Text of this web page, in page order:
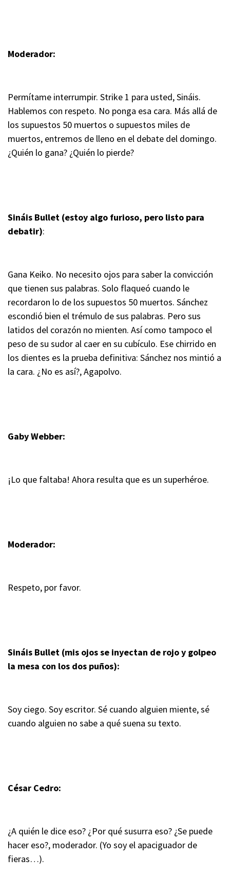
Moderador:
Permítame interrumpir. Strike 1 para usted, Sináis.
Hablemos con respeto. No ponga esa cara. Más allá de
los supuestos 50 muertos o supuestos miles de
muertos, entremos de lleno en el debate del domingo.
¿Quién lo gana? ¿Quién lo pierde?
Sináis Bullet (estoy algo furioso, pero listo para
debatir):
Gana Keiko. No necesito ojos para saber la convicción
que tienen sus palabras. Solo flaqueó cuando le
recordaron lo de los supuestos 50 muertos. Sánchez
escondió bien el trémulo de sus palabras. Pero sus
latidos del corazón no mienten. Así como tampoco el
peso de su sudor al caer en su cubículo. Ese chirrido en
los dientes es la prueba definitiva: Sánchez nos mintió a
la cara. ¿No es así?, Agapolvo.
Gaby Webber:
¡Lo que faltaba! Ahora resulta que es un superhéroe.
Moderador:
Respeto, por favor.
Sináis Bullet (mis ojos se inyectan de rojo y golpeo
la mesa con los dos puños):
Soy ciego. Soy escritor. Sé cuando alguien miente, sé
cuando alguien no sabe a qué suena su texto.
César Cedro:
¿A quién le dice eso? ¿Por qué susurra eso? ¿Se puede
hacer eso?, moderador. (Yo soy el apaciguador de
fieras…).